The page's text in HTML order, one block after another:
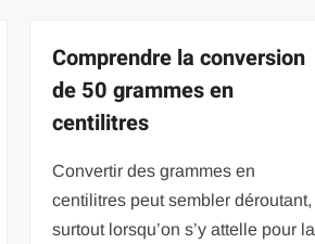
Comprendre la conversion
de 50 grammes en
centilitres
Convertir des grammes en
centilitres peut sembler déroutant,
surtout lorsqu’on s’y attelle pour la